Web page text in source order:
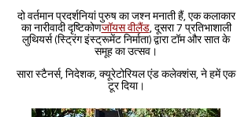
दो वर्तमान प्रदर्शनियां पुरुष का जश्न मनाती हैं, एक कलाकार
का नारीवादी दृष्टिकोणजॉयस वीलैंड, दूसरा 7 प्रतिभाशाली
लुथियर्स (स्ट्रिंग इंस्ट्रूमेंट निर्माता) द्वारा टॉम और सात के
समूह का उत्सव।
सारा स्टैनर्स, निदेशक, क्यूरेटोरियल एंड कलेक्शंस, ने हमें एक
टूर दिया।